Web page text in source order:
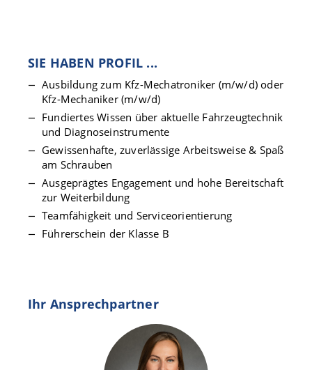
SIE HABEN PROFIL ...
Ausbildung zum Kfz-Mechatroniker (m/w/d) oder
Kfz-Mechaniker (m/w/d)
Fundiertes Wissen über aktuelle Fahrzeugtechnik
und Diagnoseinstrumente
Gewissenhafte, zuverlässige Arbeitsweise & Spaß
am Schrauben
Ausgeprägtes Engagement und hohe Bereitschaft
zur Weiterbildung
Teamfähigkeit und Serviceorientierung
Führerschein der Klasse B
Ihr Ansprechpartner